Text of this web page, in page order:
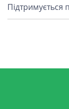
Підтримується